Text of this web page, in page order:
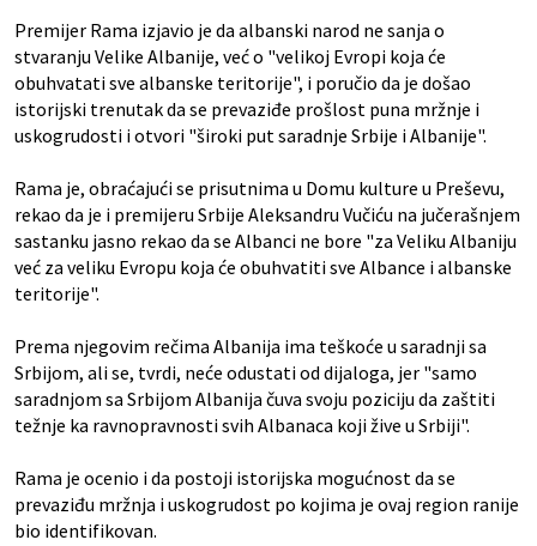
Premijer Rama izjavio je da albanski narod ne sanja o
stvaranju Velike Albanije, već o "velikoj Evropi koja će
obuhvatati sve albanske teritorije", i poručio da je došao
istorijski trenutak da se prevaziđe prošlost puna mržnje i
uskogrudosti i otvori "široki put saradnje Srbije i Albanije".
Rama je, obraćajući se prisutnima u Domu kulture u Preševu,
rekao da je i premijeru Srbije Aleksandru Vučiću na jučerašnjem
sastanku jasno rekao da se Albanci ne bore "za Veliku Albaniju
već za veliku Evropu koja će obuhvatiti sve Albance i albanske
teritorije".
Prema njegovim rečima Albanija ima teškoće u saradnji sa
Srbijom, ali se, tvrdi, neće odustati od dijaloga, jer "samo
saradnjom sa Srbijom Albanija čuva svoju poziciju da zaštiti
težnje ka ravnopravnosti svih Albanaca koji žive u Srbiji".
Rama je ocenio i da postoji istorijska mogućnost da se
prevaziđu mržnja i uskogrudost po kojima je ovaj region ranije
bio identifikovan.